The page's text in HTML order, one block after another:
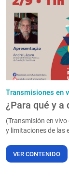
Transmisiones en
¿Para qué y a
(Transmisión en
y limitaciones de las
VER CONTENIDO